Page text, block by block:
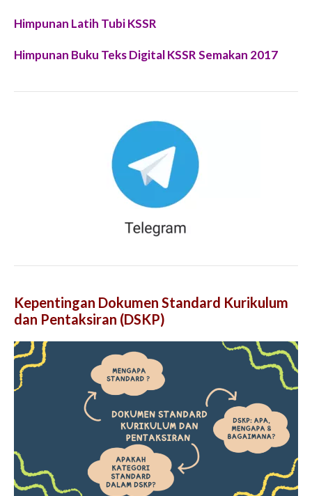
Himpunan Latih Tubi KSSR
Himpunan Buku Teks Digital KSSR Semakan 2017
Kepentingan Dokumen Standard Kurikulum
dan Pentaksiran (DSKP)